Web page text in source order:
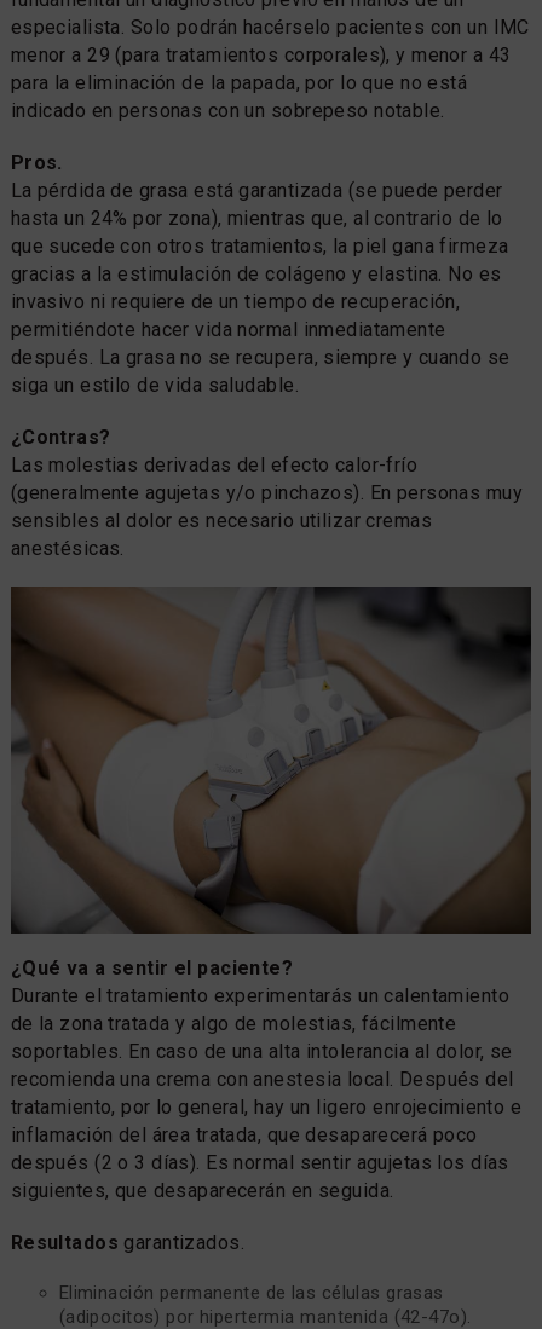
especialista. Solo podrán hacérselo pacientes con un IMC
menor a 29 (para tratamientos corporales), y menor a 43
para la eliminación de la papada, por lo que no está
indicado en personas con un sobrepeso notable.
Pros.
La pérdida de grasa está garantizada (se puede perder
hasta un 24% por zona), mientras que, al contrario de lo
que sucede con otros tratamientos, la piel gana firmeza
gracias a la estimulación de colágeno y elastina. No es
invasivo ni requiere de un tiempo de recuperación,
permitiéndote hacer vida normal inmediatamente
después. La grasa no se recupera, siempre y cuando se
siga un estilo de vida saludable.
¿Contras?
Las molestias derivadas del efecto calor-frío
(generalmente agujetas y/o pinchazos). En personas muy
sensibles al dolor es necesario utilizar cremas
anestésicas.
¿Qué va a sentir el paciente?
Durante el tratamiento experimentarás un calentamiento
de la zona tratada y algo de molestias, fácilmente
soportables. En caso de una alta intolerancia al dolor, se
recomienda una crema con anestesia local. Después del
tratamiento, por lo general, hay un ligero enrojecimiento e
inflamación del área tratada, que desaparecerá poco
después (2 o 3 días). Es normal sentir agujetas los días
siguientes, que desaparecerán en seguida.
Resultados garantizados.
Eliminación permanente de las células grasas
(adipocitos) por hipertermia mantenida (42-47o).